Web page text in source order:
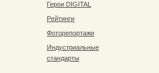
Герои DIGITAL
Рейтинги
Фоторепортажи
Индустриальные
стандарты